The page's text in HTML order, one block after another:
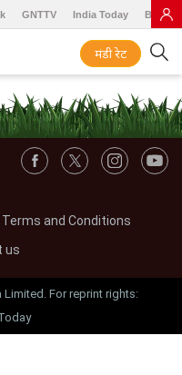
GNTTV India Today BT
मंडी रेट
Terms and Conditions
us
For reprint rights: